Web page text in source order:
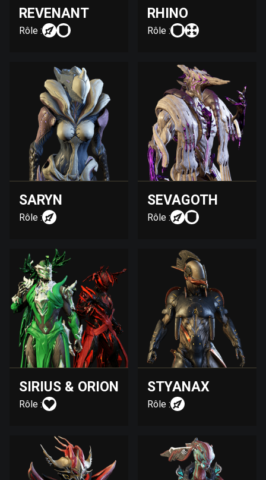
REVENANT
Rôle :
RHINO
Rôle :
SARYN
Rôle :
SEVAGOTH
Rôle :
SIRIUS & ORION
Rôle :
STYANAX
Rôle :